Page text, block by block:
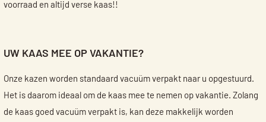
voorraad en altijd verse kaas!!
UW KAAS MEE OP VAKANTIE?
Onze kazen worden standaard vacuüm verpakt naar u opgestuurd.
Het is daarom ideaal om de kaas mee te nemen op vakantie. Zolang
de kaas goed vacuüm verpakt is, kan deze makkelijk worden